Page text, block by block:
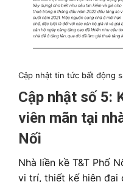
Cập nhật tin tức bất động
Cập nhật số 5:
viên mãn tại
Nối
Nhà liền kề T&T Phố
vị trí, thiết kế hiện đại